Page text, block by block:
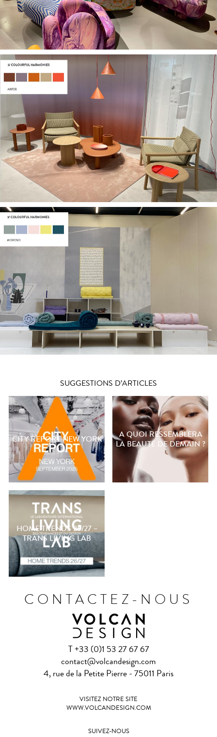
SUGGESTIONS D’ARTICLES
CITY REPORT NEW YORK
A QUOI RESSEMBLERA
LA BEAUTÉ DE DEMAIN ?
HOME TRENDS 26/27 –
TRANS LIVING LAB
CONTACTEZ-NOUS
T +33 (0)1 53 27 67 67
contact@volcandesign.com
4, rue de la Petite Pierre - 75011 Paris
VISITEZ NOTRE SITE
WWW.VOLCANDESIGN.COM
SUIVEZ-NOUS